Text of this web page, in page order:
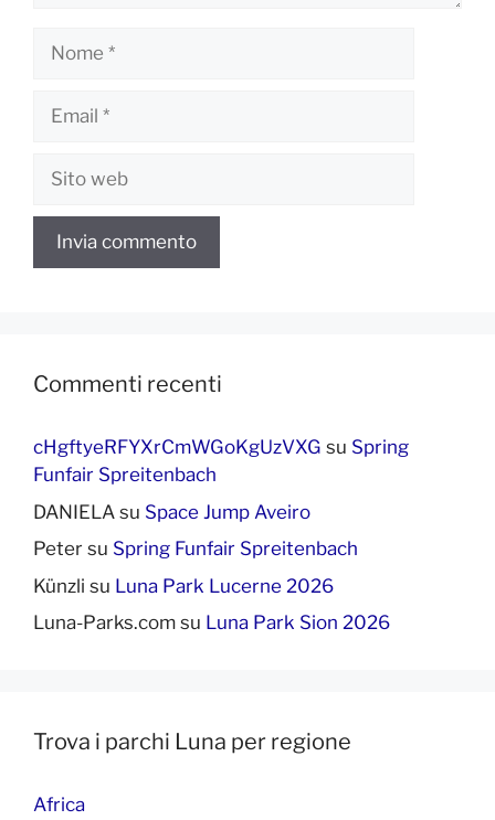
Nome
Email
Sito
Commenti recenti
cHgftyeRFYXrCmWGoKgUzVXG su Spring
Funfair Spreitenbach
DANIELA su Space Jump Aveiro
Peter su Spring Funfair Spreitenbach
Künzli su Luna Park Lucerne 2026
Luna-Parks.com su Luna Park Sion 2026
Trova i parchi Luna per regione
Africa